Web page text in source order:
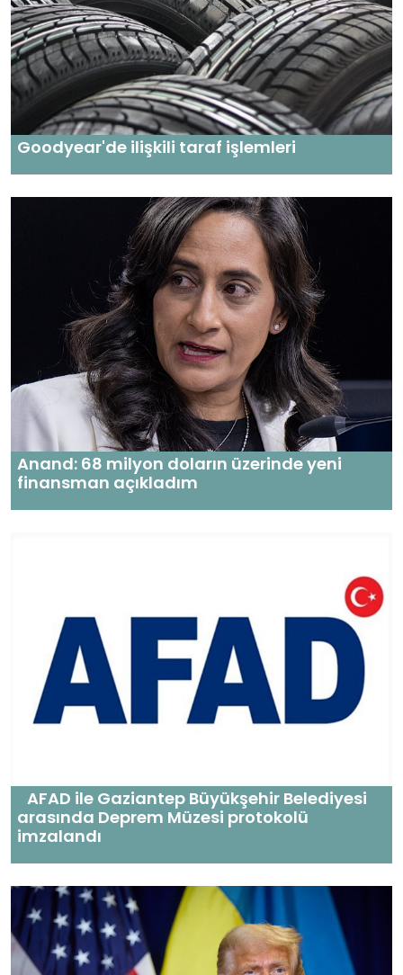
Goodyear'de ilişkili taraf işlemleri
Anand: 68 milyon doların üzerinde yeni
finansman açıkladım
AFAD ile Gaziantep Büyükşehir Belediyesi
arasında Deprem Müzesi protokolü
imzalandı